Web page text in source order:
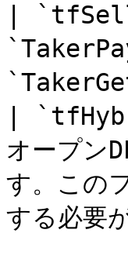
|
|
オープン
す。この
する必要